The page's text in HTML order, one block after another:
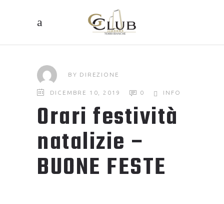
BY DIREZIONE
DICEMBRE 10, 2019 0 INFO
Orari festività
natalizie –
BUONE FESTE